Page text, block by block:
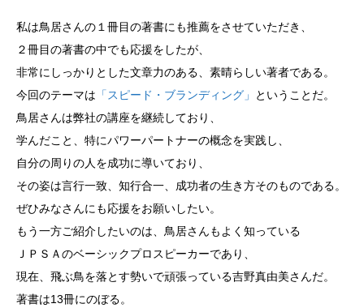
私は鳥居さんの１冊目の著書にも推薦をさせていただき、
２冊目の著書の中でも応援をしたが、
非常にしっかりとした文章力のある、素晴らしい著者である。
今回のテーマは 「スピード・ブランディング」
ということだ。
鳥居さんは弊社の講座を継続しており、
学んだこと、特にパワーパートナーの概念を実践し、
自分の周りの人を成功に導いており、
その姿は言行一致、知行合一、成功者の生き方そのものである。
ぜひみなさんにも応援をお願いしたい。
もう一方ご紹介したいのは、鳥居さんもよく知っている
ＪＰＳＡのベーシックプロスピーカーであり、
現在、飛ぶ鳥を落とす勢いで頑張っている吉野真由美さんだ。
著書は13冊にのぼる。